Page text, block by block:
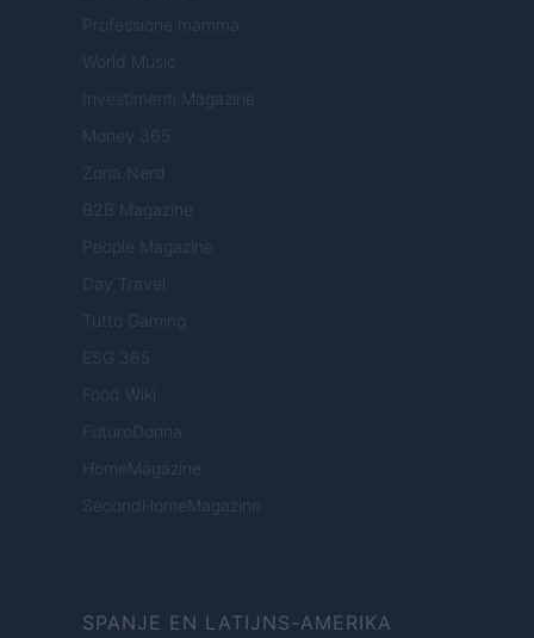
Professione mamma
World Music
Investimenti Magazine
Money 365
Zona Nerd
B2B Magazine
People Magazine
Day Travel
Tutto Gaming
ESG 365
Food Wiki
FuturoDonna
HomeMagazine
SecondHomeMagazine
SPANJE EN LATIJNS-AMERIKA